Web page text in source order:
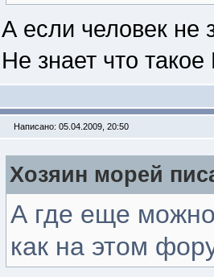
А если человек не
Не знает что
Написано: 05.04.2009, 20:50
Хозяин морей
А где еще
как на этом